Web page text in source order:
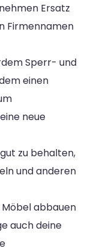
Ersatz
Firmennamen
Sperr- und
einen
neue
zu behalten,
und anderen
abbauen
auch deine